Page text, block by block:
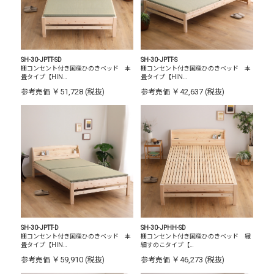
SH-30-JPTT-SD
棚コンセント付き国産ひのきベッド 本
畳タイプ【HIN…
参考売価 ￥51,728 (税抜)
SH-30-JPTT-S
棚コンセント付き国産ひのきベッド 本
畳タイプ【HIN…
参考売価 ￥42,637 (税抜)
SH-30-JPTT-D
棚コンセント付き国産ひのきベッド 本
畳タイプ【HIN…
参考売価 ￥59,910 (税抜)
SH-30-JPHH-SD
棚コンセント付き国産ひのきベッド 繊
細すのこタイプ【…
参考売価 ￥46,273 (税抜)